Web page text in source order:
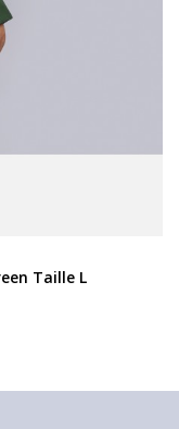
Taille L